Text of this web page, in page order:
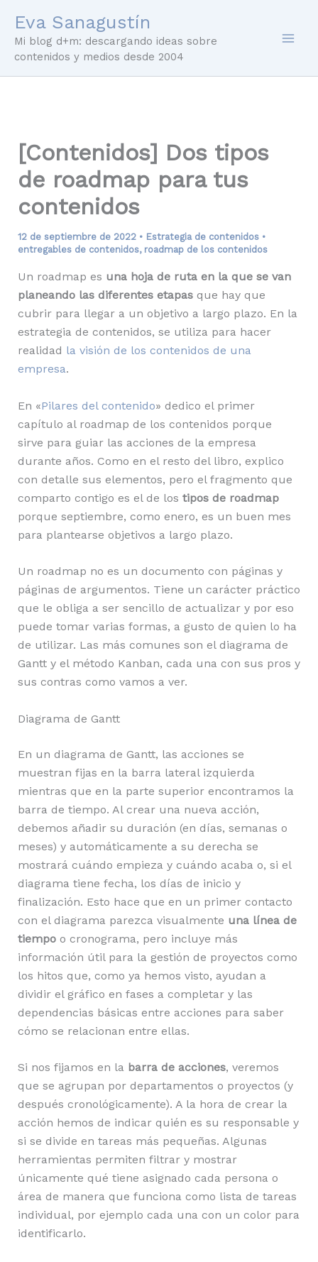
contenido
Eva Sanagustín
Mi blog d+m: descargando ideas sobre
contenidos y medios desde 2004
[Contenidos] Dos tipos
de roadmap para tus
contenidos
12 de septiembre de 2022 • Estrategia de contenidos•
entregables de contenidos, roadmap de los contenidos
Un roadmap es una hoja de ruta en la que se van
planeando las diferentes etapasque hay que
cubrir para llegar a un objetivo a largo plazo. En la
estrategia de contenidos, se utiliza para hacer
realidad la visión de los contenidos de una
empresa.
En «Pilares del contenido» dedico el primer
capítulo al roadmap de los contenidos porque
sirve para guiar las acciones de la empresa
durante años. Como en el resto del libro, explico
con detalle sus elementos, pero el fragmento que
comparto contigo es el de los tipos de roadmap
porque septiembre, como enero, es un buen mes
para plantearse objetivos a largo plazo.
Un roadmap no es un documento con páginas y
páginas de argumentos. Tiene un carácter práctico
que le obliga a ser sencillo de actualizar y por eso
puede tomar varias formas, a gusto de quien lo ha
de utilizar. Las más comunes son el diagrama de
Gantt y el método Kanban, cada una con sus pros y
sus contras como vamos a ver.
Diagrama de Gantt
En un diagrama de Gantt, las acciones se
muestran fijas en la barra lateral izquierda
mientras que en la parte superior encontramos la
barra de tiempo. Al crear una nueva acción,
debemos añadir su duración (en días, semanas o
meses) y automáticamente a su derecha se
mostrará cuándo empieza y cuándo acaba o, si el
diagrama tiene fecha, los días de inicio y
finalización. Esto hace que en un primer contacto
con el diagrama parezca visualmente una línea de
tiempo o cronograma, pero incluye más
información útil para la gestión de proyectos como
los hitos que, como ya hemos visto, ayudan a
dividir el gráfico en fases a completar y las
dependencias básicas entre acciones para saber
cómo se relacionan entre ellas.
Si nos fijamos en la barra de acciones, veremos
que se agrupan por departamentos o proyectos (y
después cronológicamente). A la hora de crear la
acción hemos de indicar quién es su responsable y
si se divide en tareas más pequeñas. Algunas
herramientas permiten filtrar y mostrar
únicamente qué tiene asignado cada persona o
área de manera que funciona como lista de tareas
individual, por ejemplo cada una con un color para
identificarlo.